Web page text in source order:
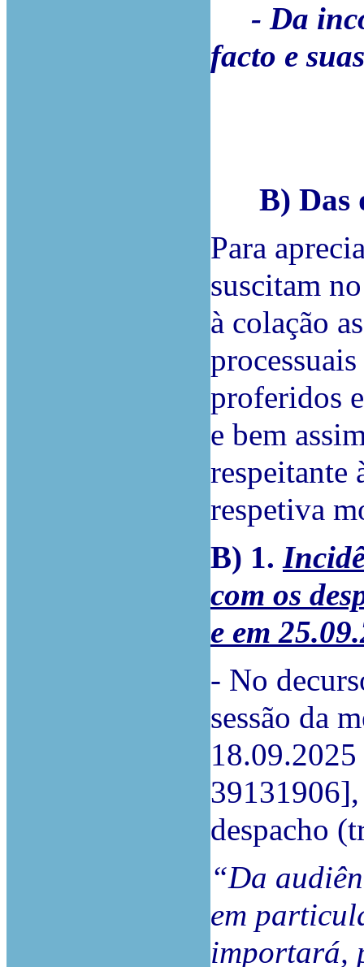
- Da
facto e
B) Das
Para
suscitam
à colação
proferidos
e bem
respeitante
respetiva
B) 1.
com os
e em
- No
sessão da
18.09.2025
despacho
“Da
em
importará,